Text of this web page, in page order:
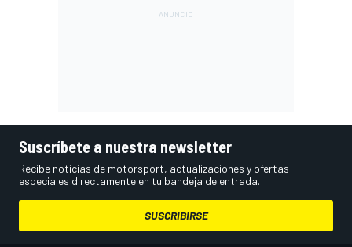
Suscríbete a nuestra newsletter
Recibe noticias de motorsport, actualizaciones y ofertas
especiales directamente en tu bandeja de entrada.
SUSCRIBIRSE